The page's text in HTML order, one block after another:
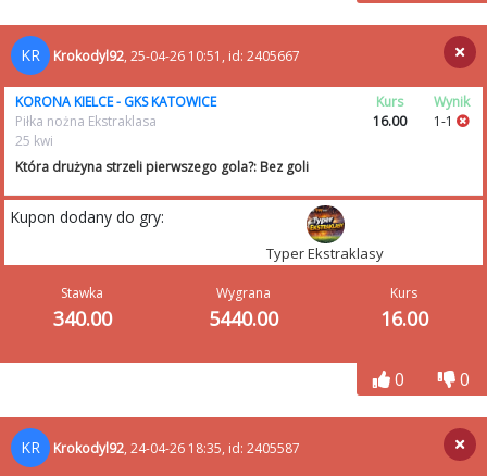
KR Krokodyl92, 25-04-26 10:51, id: 2405667
KORONA KIELCE - GKS KATOWICE
Piłka nożna Ekstraklasa
25 kwi
Która drużyna strzeli pierwszego gola?: Bez goli
Kurs
16.00
Wynik
1-1
Kupon dodany do gry:
Typer Ekstraklasy
Stawka
340.00
Wygrana
5440.00
Kurs
16.00
0 0
KR Krokodyl92, 24-04-26 18:35, id: 2405587